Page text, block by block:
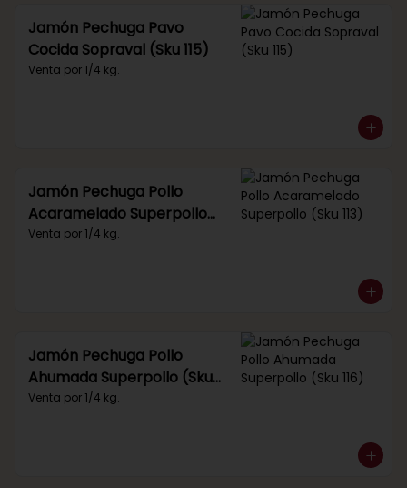
Jamón Pechuga Pavo
Cocida Sopraval (Sku 115)
Venta por 1/4 kg.
Jamón Pechuga Pollo
Acaramelado Superpollo
(Sku 113)
Venta por 1/4 kg.
Jamón Pechuga Pollo
Ahumada Superpollo (Sku
116)
Venta por 1/4 kg.